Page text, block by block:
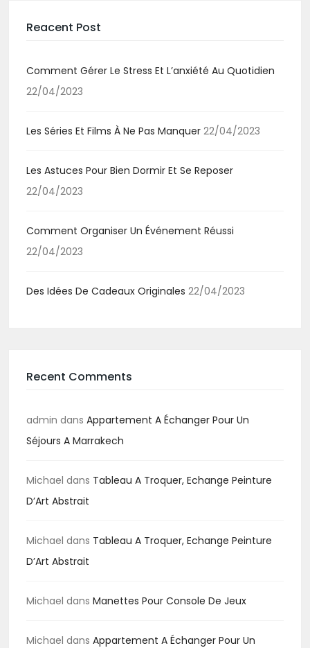
Reacent Post
Comment Gérer Le Stress Et L’anxiété Au Quotidien
22/04/2023
Les Séries Et Films À Ne Pas Manquer 22/04/2023
Les Astuces Pour Bien Dormir Et Se Reposer
22/04/2023
Comment Organiser Un Événement Réussi
22/04/2023
Des Idées De Cadeaux Originales 22/04/2023
Recent Comments
admin dans Appartement A Échanger Pour Un
Séjours A Marrakech
Michael dans Tableau A Troquer, Echange Peinture
D’Art Abstrait
Michael dans Tableau A Troquer, Echange Peinture
D’Art Abstrait
Michael dans Manettes Pour Console De Jeux
Michael dans Appartement A Échanger Pour Un